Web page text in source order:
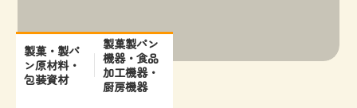
製菓・製パ
ン原材料・
包装資材
製菓製パン
機器・食品
加工機器・
厨房機器